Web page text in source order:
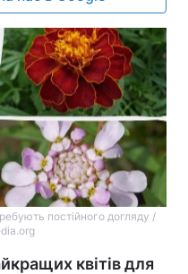
постійного догляду /
квітів для